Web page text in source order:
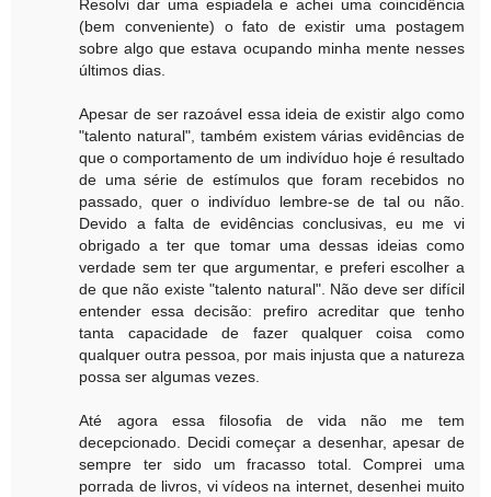
Resolvi dar uma espiadela e achei uma coincidência
(bem conveniente) o fato de existir uma postagem
sobre algo que estava ocupando minha mente nesses
últimos dias.
Apesar de ser razoável essa ideia de existir algo como
"talento natural", também existem várias evidências de
que o comportamento de um indivíduo hoje é resultado
de uma série de estímulos que foram recebidos no
passado, quer o indivíduo lembre-se de tal ou não.
Devido a falta de evidências conclusivas, eu me vi
obrigado a ter que tomar uma dessas ideias como
verdade sem ter que argumentar, e preferi escolher a
de que não existe "talento natural". Não deve ser difícil
entender essa decisão: prefiro acreditar que tenho
tanta capacidade de fazer qualquer coisa como
qualquer outra pessoa, por mais injusta que a natureza
possa ser algumas vezes.
Até agora essa filosofia de vida não me tem
decepcionado. Decidi começar a desenhar, apesar de
sempre ter sido um fracasso total. Comprei uma
porrada de livros, vi vídeos na internet, desenhei muito